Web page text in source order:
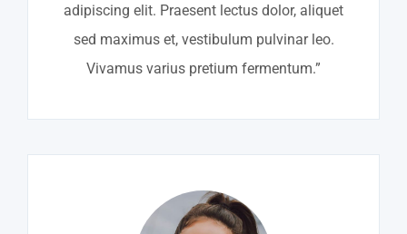
adipiscing elit. Praesent lectus dolor, aliquet
sed maximus et, vestibulum pulvinar leo.
Vivamus varius pretium fermentum.”